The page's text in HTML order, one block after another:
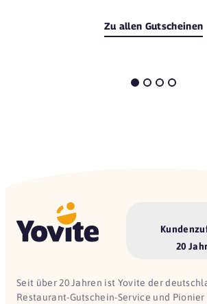
Zu allen Gutscheinen
20
Seit über 20 Jahren ist Yovite der
Restaurant-Gutschein-Service und